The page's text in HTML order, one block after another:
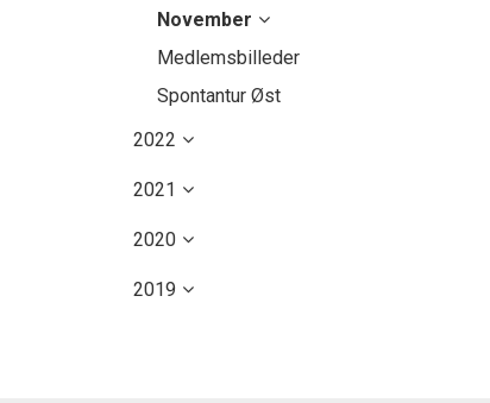
November
Medlemsbilleder
Spontantur Øst
2022
2021
2020
2019